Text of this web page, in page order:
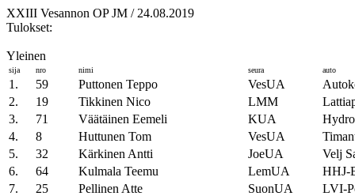
XXIII Vesannon OP JM / 24.08.2019
Tulokset:
Yleinen
sija nro nimi seura auto
1. 59 Puttonen Teppo VesUA
2.
19 Tikkinen Nico LMM
3.
71 Väätäinen Eemeli KUA
4.
8 Huttunen Tom VesUA
5.
32 Kärkinen Antti JoeUA
Velj
6.
64 Kulmala Teemu LemUA
HHJ-
7.
25 Pellinen Atte SuonUA
LVI-